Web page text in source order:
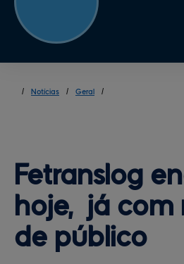
/ Notícias / Geral /
Fetranslog
hoje,  já com
de público